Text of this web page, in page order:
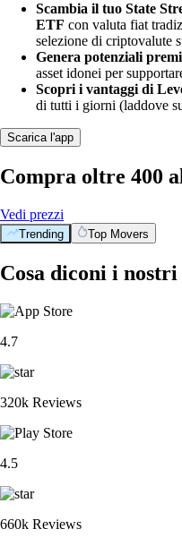
Scambia il tuo State
ETF con valuta fiat
selezione di criptovalute
Genera potenziali
asset idonei per
Scopri i vantaggi di
di tutti i giorni (laddove
Scarica l'app
Compra oltre 400
Vedi prezzi
Trending Top Movers
Cosa diconi i
4.7
320k Reviews
4.5
660k Reviews